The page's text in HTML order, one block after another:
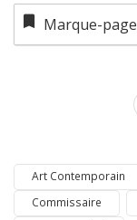
Marque-page
Art Contemporain
Commissaire